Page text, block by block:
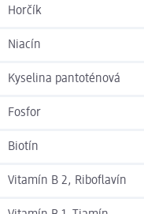
Horčík
Niacín
Kyselina pantoténová
Fosfor
Biotín
Vitamín B 2, Riboflavín